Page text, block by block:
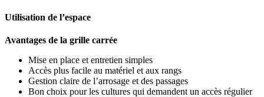
Utilisation de l’espace
Avantages de la grille carrée
Mise en place et entretien simples
Accès plus facile au matériel et aux rangs
Gestion claire de l’arrosage et des passages
Bon choix pour les cultures qui demandent un accès régulier